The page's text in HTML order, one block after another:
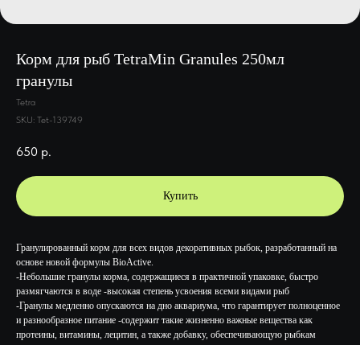
Корм для рыб TetraMin Granules 250мл
гранулы
Tetra
SKU: Tet-139749
650 р.
Купить
Гранулированный корм для всех видов декоративных рыбок, разработанный на
основе новой формулы BioActive.
-Небольшие гранулы корма, содержащиеся в практичной упаковке, быстро
размягчаются в воде -высокая степень усвоения всеми видами рыб
-Гранулы медленно опускаются на дно аквариума, что гарантирует полноценное
и разнообразное питание -содержит такие жизненно важные вещества как
протеины, витамины, лецитин, а также добавку, обеспечивающую рыбкам